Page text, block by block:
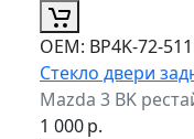
ОЕМ: BP4K-72-
Стекло двери
Mazda 3 BK
1 000р.